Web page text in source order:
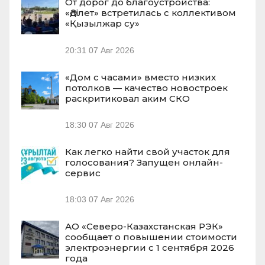
«Әділет» встретилась с коллективом
«Қызылжар су»
20:31 07 Авг 2026
«Дом с часами» вместо низких
потолков — качество новостроек
раскритиковал аким СКО
18:30 07 Авг 2026
Как легко найти свой участок для
голосования? Запущен онлайн-
сервис
18:03 07 Авг 2026
АО «Северо-Казахстанская РЭК»
сообщает о повышении стоимости
электроэнергии с 1 сентября 2026
года